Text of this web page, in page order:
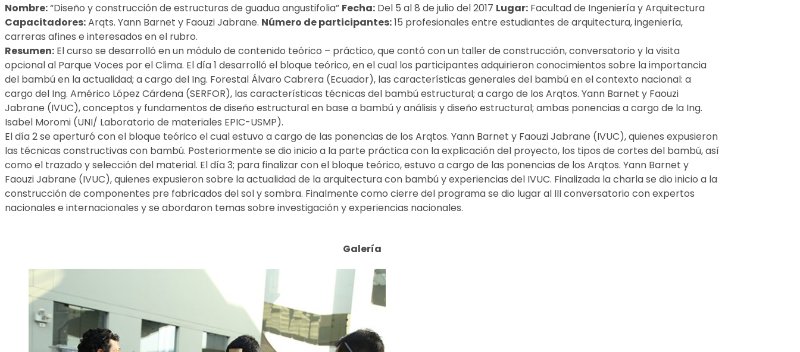
Nombre:“Diseño y construcción de estructuras de guadua angustifolia” Fecha: Del 5 al 8 de julio del 2017 Lugar: Facultad de Ingeniería y Arquitectura
Capacitadores:Arqts. Yann Barnet y Faouzi Jabrane. Número de participantes:15 profesionales entre estudiantes de arquitectura, ingeniería,
carreras afines e interesados en el rubro.
Resumen: El curso se desarrolló en un módulo de contenido teórico – práctico, que contó con un taller de construcción, conversatorio y la visita
opcional al Parque Voces por el Clima. El día 1 desarrolló el bloque teórico, en el cual los participantes adquirieron conocimientos sobre la importancia
del bambú en la actualidad; a cargo del Ing. Forestal Álvaro Cabrera (Ecuador), las características generales del bambú en el contexto nacional: a
cargo del Ing. Américo López Cárdena (SERFOR), las características técnicas del bambú estructural; a cargo de los Arqtos. Yann Barnet y Faouzi
Jabrane (IVUC), conceptos y fundamentos de diseño estructural en base a bambú y análisis y diseño estructural; ambas ponencias a cargo de la Ing.
Isabel Moromi (UNI/ Laboratorio de materiales EPIC-USMP).
El día 2 se aperturó con el bloque teórico el cual estuvo a cargo de las ponencias de los Arqtos. Yann Barnet y Faouzi Jabrane (IVUC), quienes expusieron
las técnicas constructivas con bambú. Posteriormente se dio inicio a la parte práctica con la explicación del proyecto, los tipos de cortes del bambú, así
como el trazado y selección del material. El día 3; para finalizar con el bloque teórico, estuvo a cargo de las ponencias de los Arqtos. Yann Barnet y
Faouzi Jabrane (IVUC), quienes expusieron sobre la actualidad de la arquitectura con bambú y experiencias del IVUC. Finalizada la charla se dio inicio a la
construcción de componentes pre fabricados del sol y sombra. Finalmente como cierre del programa se dio lugar al III conversatorio con expertos
nacionales e internacionales y se abordaron temas sobre investigación y experiencias nacionales.
Galería